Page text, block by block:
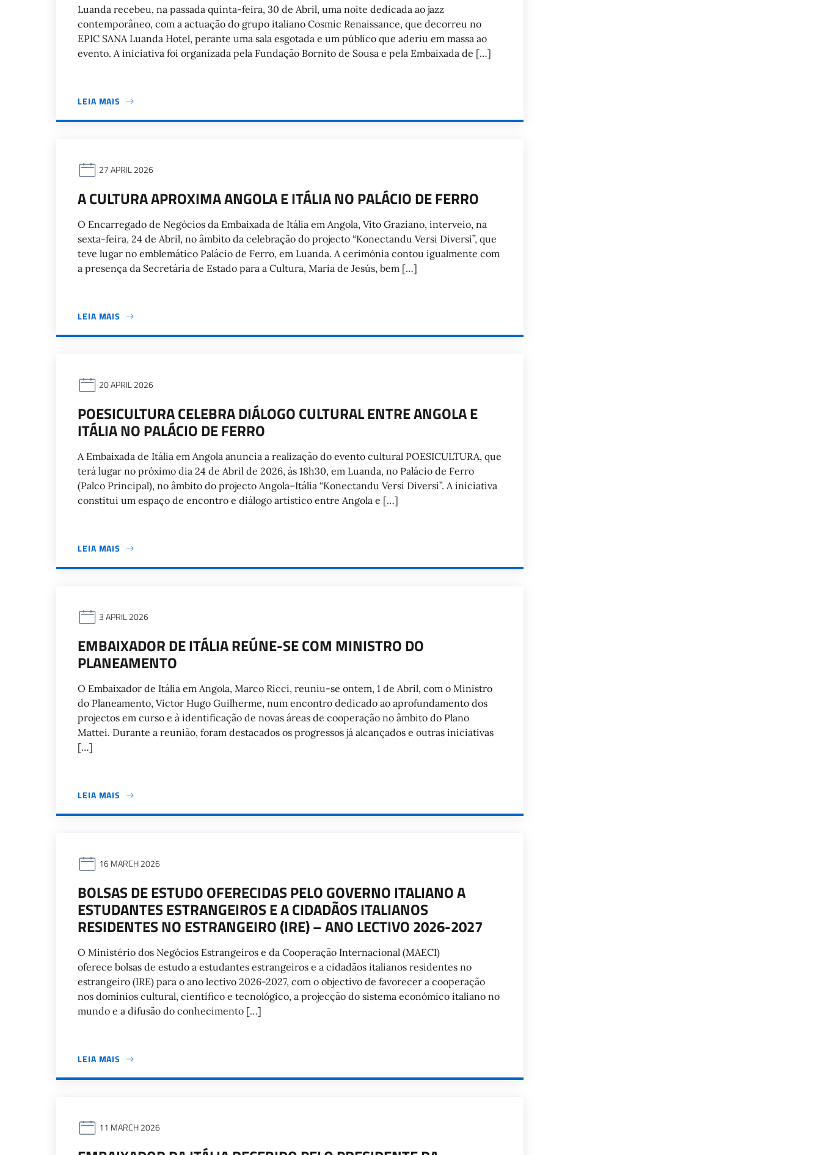
Luanda recebeu, na passada quinta-feira, 30 de Abril, uma noite dedicada ao jazz
contemporâneo, com a actuação do grupo italiano Cosmic Renaissance, que decorreu no
EPIC SANA Luanda Hotel, perante uma sala esgotada e um público que aderiu em massa ao
evento. A iniciativa foi organizada pela Fundação Bornito de Sousa e pela Embaixada de […]
LEIA MAIS
27 APRIL 2026
A CULTURA APROXIMA ANGOLA E ITÁLIA NO PALÁCIO DE FERRO
O Encarregado de Negócios da Embaixada de Itália em Angola, Vito Graziano, interveio, na
sexta-feira, 24 de Abril, no âmbito da celebração do projecto “Konectandu Versi Diversi”, que
teve lugar no emblemático Palácio de Ferro, em Luanda. A cerimónia contou igualmente com
a presença da Secretária de Estado para a Cultura, Maria de Jesús, bem […]
LEIA MAIS
20 APRIL 2026
POESICULTURA CELEBRA DIÁLOGO CULTURAL ENTRE ANGOLA E
ITÁLIA NO PALÁCIO DE FERRO
A Embaixada de Itália em Angola anuncia a realização do evento cultural POESICULTURA, que
terá lugar no próximo dia 24 de Abril de 2026, às 18h30, em Luanda, no Palácio de Ferro
(Palco Principal), no âmbito do projecto Angola–Itália “Konectandu Versi Diversi”. A iniciativa
constitui um espaço de encontro e diálogo artístico entre Angola e […]
LEIA MAIS
3 APRIL 2026
EMBAIXADOR DE ITÁLIA REÚNE-SE COM MINISTRO DO
PLANEAMENTO
O Embaixador de Itália em Angola, Marco Ricci, reuniu-se ontem, 1 de Abril, com o Ministro
do Planeamento, Victor Hugo Guilherme, num encontro dedicado ao aprofundamento dos
projectos em curso e à identificação de novas áreas de cooperação no âmbito do Plano
Mattei. Durante a reunião, foram destacados os progressos já alcançados e outras iniciativas
[…]
LEIA MAIS
16 MARCH 2026
BOLSAS DE ESTUDO OFERECIDAS PELO GOVERNO ITALIANO A
ESTUDANTES ESTRANGEIROS E A CIDADÃOS ITALIANOS
RESIDENTES NO ESTRANGEIRO (IRE) – ANO LECTIVO 2026-2027
O Ministério dos Negócios Estrangeiros e da Cooperação Internacional (MAECI)
oferece bolsas de estudo a estudantes estrangeiros e a cidadãos italianos residentes no
estrangeiro (IRE) para o ano lectivo 2026-2027, com o objectivo de favorecer a cooperação
nos domínios cultural, científico e tecnológico, a projecção do sistema económico italiano no
mundo e a difusão do conhecimento […]
LEIA MAIS
11 MARCH 2026